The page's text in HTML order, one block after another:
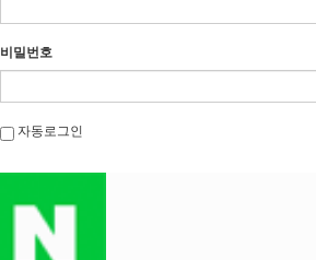
비밀번호
자동로그인